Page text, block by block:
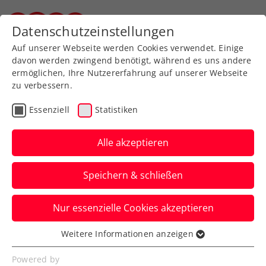
Zurück zur Newsübersicht
Davis Cup: Erhöhte
Chance auf Heimspiel für
ÖTV-Team
Portugal, Bosnien-Herzegowina und
Usbekistan kommen nunmehr als Gegner
ebenfalls in Frage.
Verfasst von: Manuel Wachta, 08.02.2023
Datenschutzeinstellungen
Auf unserer Webseite werden Cookies verwendet. Einige
davon werden zwingend benötigt, während es uns andere
ermöglichen, Ihre Nutzererfahrung auf unserer Webseite
zu verbessern.
Essenziell Statistiken
Alle akzeptieren
Speichern & schließen
Nur essenzielle Cookies akzeptieren
Essenziell
Essenzielle Cookies werden für grundlegende
Weitere Informationen anzeigen
Powered by